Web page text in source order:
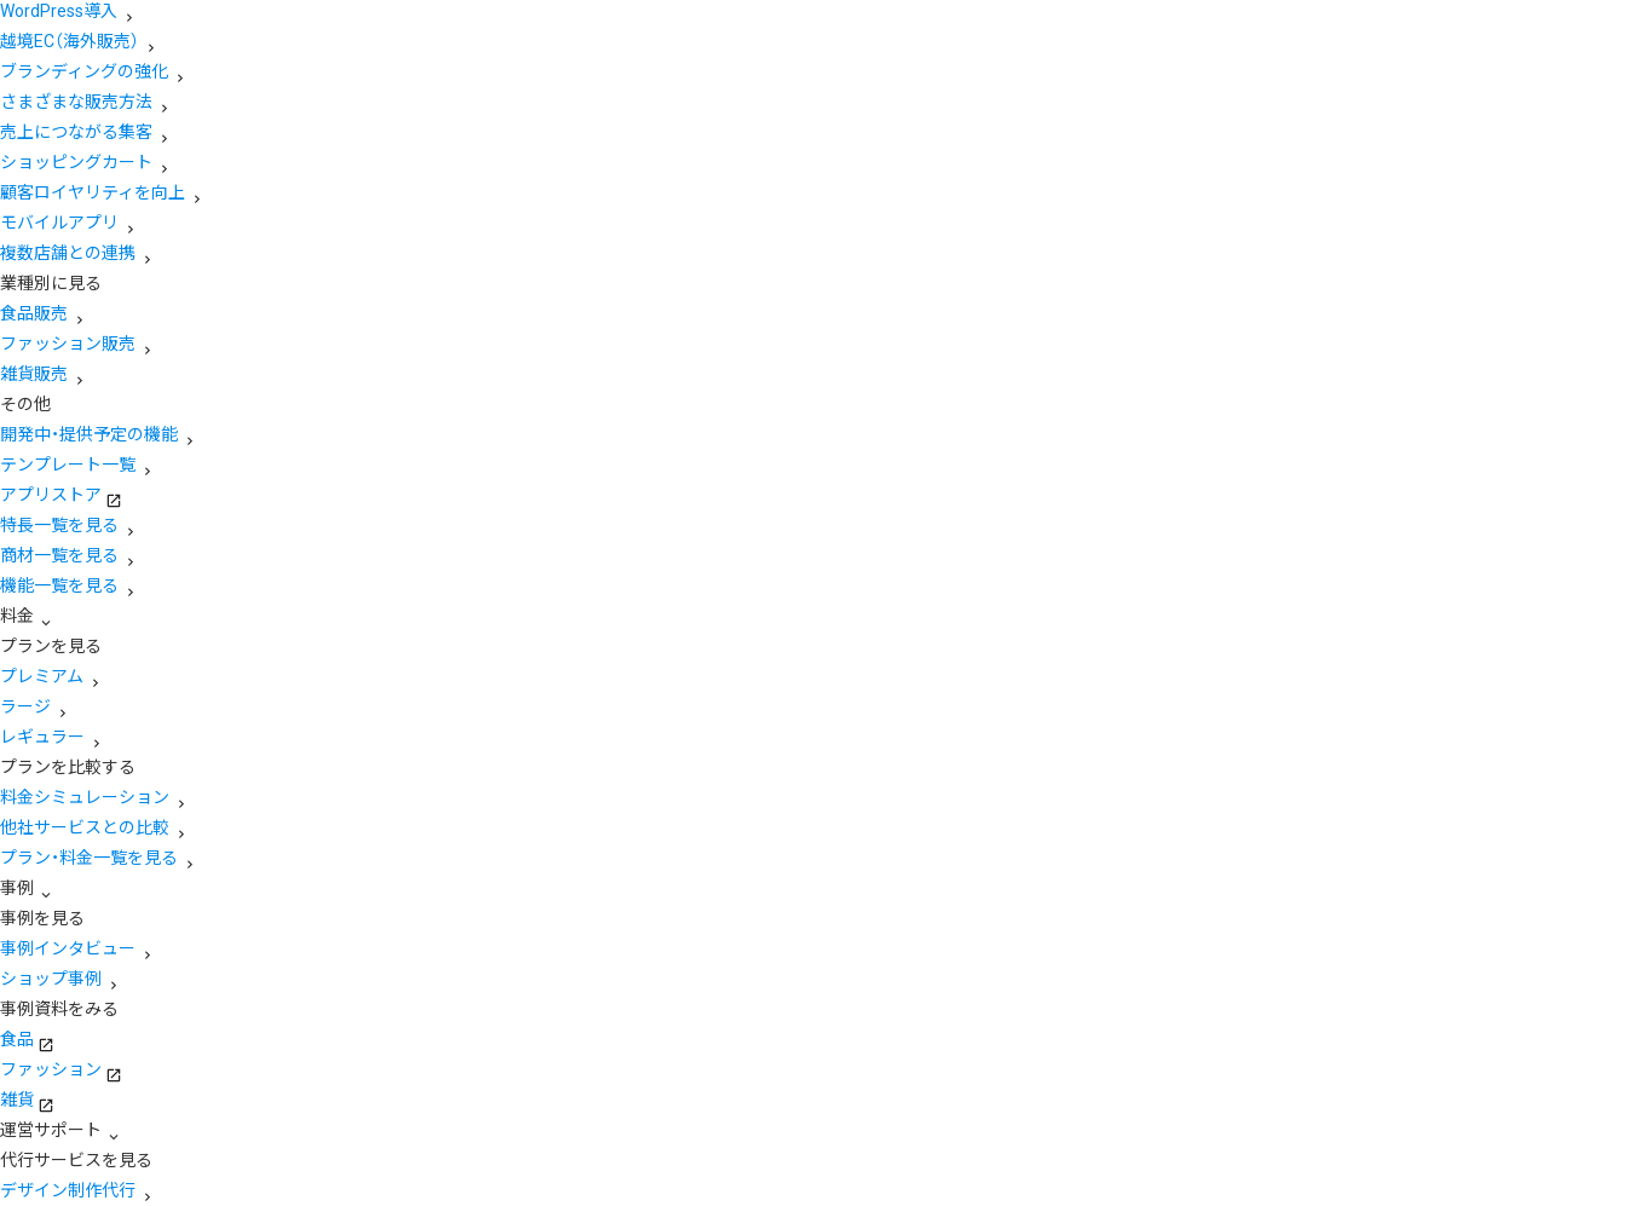
WordPress導入
越境EC（海外販売）
ブランディングの強化
さまざまな販売方法
売上につながる集客
ショッピングカート
顧客ロイヤリティを向上
モバイルアプリ
複数店舗との連携
業種別に見る
食品販売
ファッション販売
雑貨販売
その他
開発中・提供予定の機能
テンプレート一覧
アプリストア
特長一覧を見る
商材一覧を見る
機能一覧を見る
料金
プランを見る
プレミアム
ラージ
レギュラー
プランを比較する
料金シミュレーション
他社サービスとの比較
プラン・料金一覧を見る
事例
事例を見る
事例インタビュー
ショップ事例
事例資料をみる
食品
ファッション
雑貨
運営サポート
代行サービスを見る
デザイン制作代行